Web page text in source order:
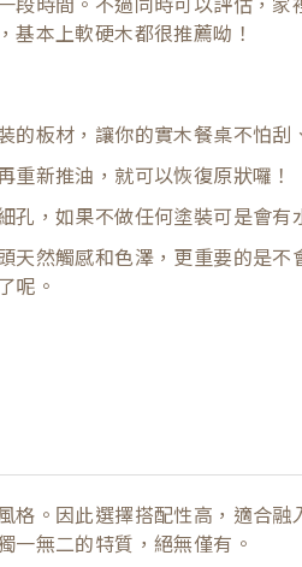
本上軟硬木都很推薦呦！
板材，讓你的實木餐桌不怕刮
新推油，就可以恢復原狀囉！
，如果不做任何塗裝可是會有
然觸感和色澤，更重要的是
呢。
。因此選擇搭配性高，適合
一無二的特質，絕無僅有。